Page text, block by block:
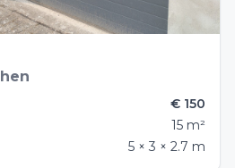
€ 150
15 m²
5 × 3 × 2.7 m